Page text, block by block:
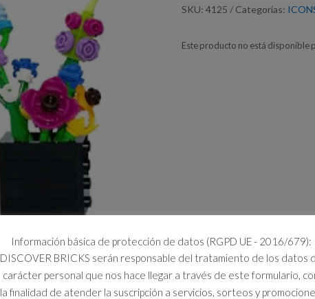
SKU: 4125 Categorías:
Este producto no está disponible
Información básica de protección de datos (RGPD UE - 2016/679):
DISCOVER BRICKS serán responsable del tratamiento de los datos
carácter personal que nos hace llegar a través de este formulario,
la finalidad de atender la suscripción a servicios, sorteos y